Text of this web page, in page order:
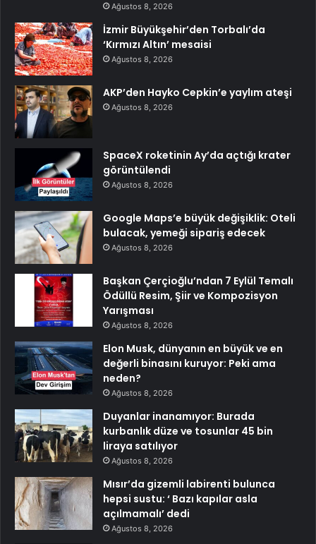
Ağustos 8, 2026
İzmir Büyükşehir’den Torbalı’da
‘Kırmızı Altın’ mesaisi
Ağustos 8, 2026
AKP’den Hayko Cepkin’e yaylım ateşi
Ağustos 8, 2026
SpaceX roketinin Ay’da açtığı krater
görüntülendi
Ağustos 8, 2026
Google Maps’e büyük değişiklik: Oteli
bulacak, yemeği sipariş edecek
Ağustos 8, 2026
Başkan Çerçioğlu’ndan 7 Eylül Temalı
Ödüllü Resim, Şiir ve Kompozisyon
Yarışması
Ağustos 8, 2026
Elon Musk, dünyanın en büyük ve en
değerli binasını kuruyor: Peki ama
neden?
Ağustos 8, 2026
Duyanlar inanamıyor: Burada
kurbanlık düze ve tosunlar 45 bin
liraya satılıyor
Ağustos 8, 2026
Mısır’da gizemli labirenti bulunca
hepsi sustu: ‘ Bazı kapılar asla
açılmamalı’ dedi
Ağustos 8, 2026